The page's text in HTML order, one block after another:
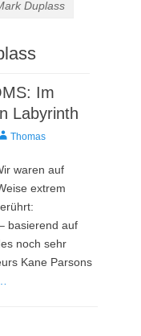
Duplass
Im
Labyrinth
AutorThomas
waren auf
extrem
basierend auf
noch sehr
Kane Parsons